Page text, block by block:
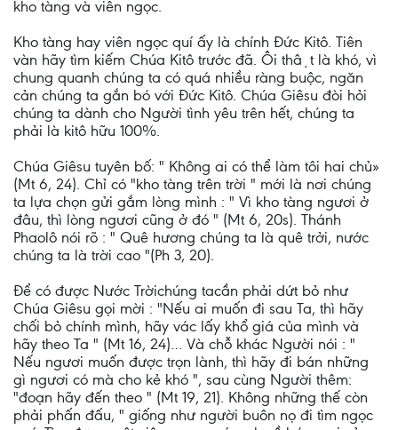
kho tàng và viên ngọc.
Kho tàng hay viên ngọc quí ấy là chính Đức Kitô. Tiên
vàn hãy tìm kiếm Chúa Kitô trước đã. Ôi thật là khó, vì
chung quanh chúng ta có quá nhiều ràng buộc, ngăn
cản chúng ta gắn bó với Đức Kitô. Chúa Giêsu đòi hỏi
chúng ta dành cho Người tình yêu trên hết, chúng ta
phải là kitô hữu 100%.
Chúa Giêsu tuyên bố: " Không ai có thể làm tôi hai chủ»
(Mt 6, 24). Chỉ có "kho tàng trên trời " mới là nơi chúng
ta lựa chọn gửi gắm lòng mình : " Vì kho tàng ngươi ở
đâu, thì lòng ngươi cũng ở đó " (Mt 6, 20s). Thánh
Phaolô nói rõ : " Quê hương chúng ta là quê trởi, nước
chúng ta là trời cao "(Ph 3, 20).
Để có được Nước Trờichúng tacần phải dứt bỏ như
Chúa Giêsu gọi mời : "Nếu ai muốn đi sau Ta, thì hãy
chối bỏ chính mình, hãy vác lấy khổ giá của mình và
hãy theo Ta " (Mt 16, 24)… Và chỗ khác Người nói : "
Nếu ngươi muốn được trọn lành, thì hãy đi bán những
gì ngươi có mà cho kẻ khó ", sau cùng Người thêm:
"đoạn hãy đến theo " (Mt 19, 21). Không những thế còn
phải phấn đấu, " giống như người buôn nọ đi tìm ngọc